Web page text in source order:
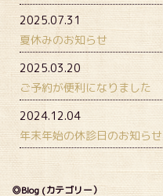
2025.07.31
夏休みのお知らせ
2025.03.20
ご予約が便利になりました
2024.12.04
年末年始の休診日のお知らせ
◎Blog (カテゴリー）